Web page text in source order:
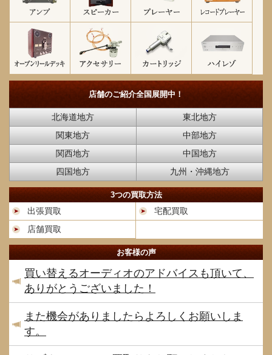
店舗のご紹介全国展開中！
北海道地方
東北地方
関東地方
中部地方
関西地方
中国地方
四国地方
九州・沖縄地方
3つの買取方法
出張買取
宅配買取
店舗買取
お客様の声
買い替えるオーディオのアドバイスも頂いて、
ありがとうございました！
また機会がありましたらよろしくお願いしま
す。